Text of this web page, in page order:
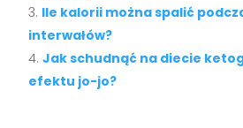
Ile kalorii można spalić
interwałów?
Jak schudnąć na diecie
efektu jo-jo?